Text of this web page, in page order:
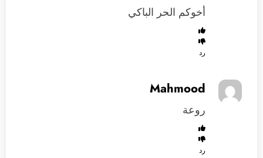
أخوكم الحر الباكي
رد
Mahmood
روعة
رد